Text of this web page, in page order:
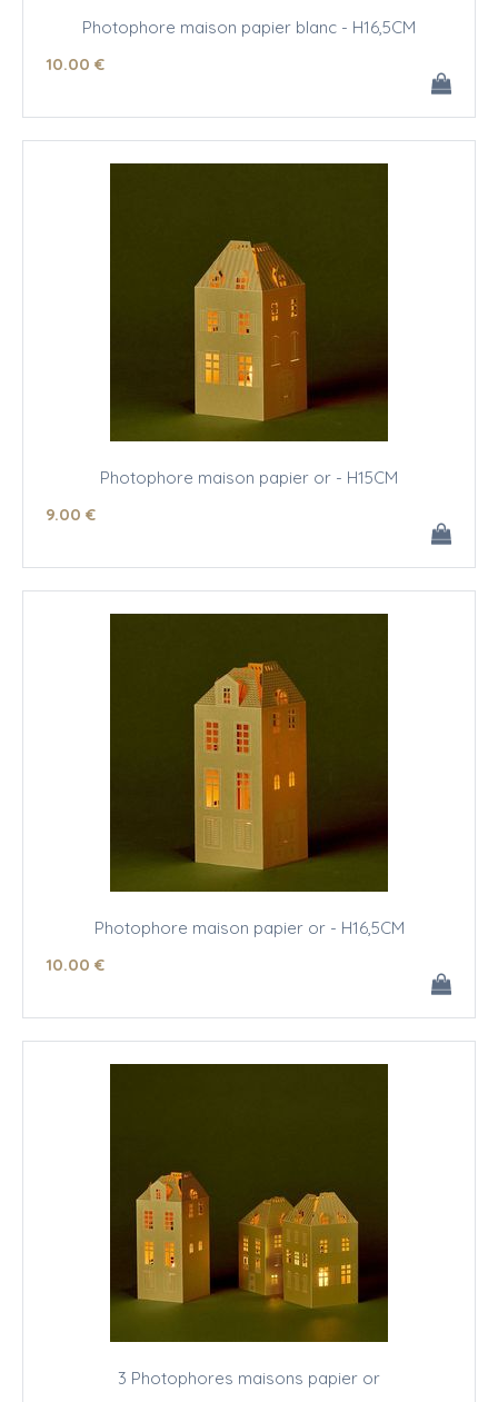
Photophore maison papier blanc - H16,5CM
10.00 €
Photophore maison papier or - H15CM
9.00 €
Photophore maison papier or - H16,5CM
10.00 €
3 Photophores maisons papier or